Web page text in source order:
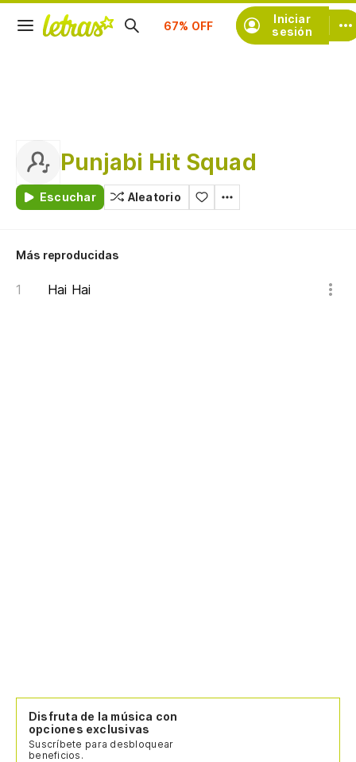
Iniciar
sesión
Suscríbete
Punjabi Hit Squad
Escuchar Aleatorio
Más reproducidas
Hai Hai
Disfruta de la música con
opciones exclusivas
Suscríbete para desbloquear
beneficios.